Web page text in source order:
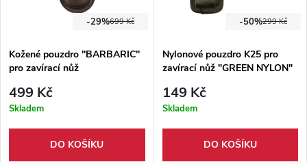
699 Kč
-29%
Kožené pouzdro ''BARBARIC''
pro zavírací nůž
499 Kč
Skladem
DO KOŠÍKU
299 Kč
-50%
Nylonové pouzdro K25 pro
zavírací nůž "GREEN NYLON"
149 Kč
Skladem
DO KOŠÍKU